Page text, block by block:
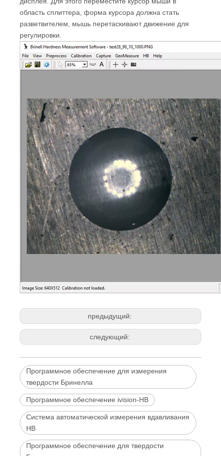
область сплиттера, форма курсора должна стать
разветвителем, мышь перетаскивают движение для
регулировки.
предыдущий:
следующий:
Программное обеспечение для измерения
твердости Бринелла
Программное обеспечение ivision-HB
Система автоматической измерения вдавливания
HB
Программное обеспечение для твердости